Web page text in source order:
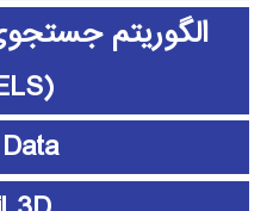
الگوریتم
(GELS)